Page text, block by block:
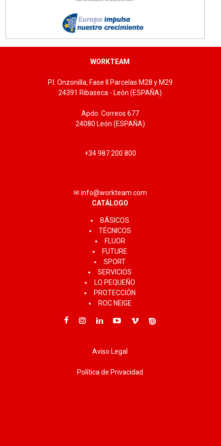
WORKTEAM
P.I. Onzonilla, Fase II Parcelas M28 y M29
24391 Ribaseca - León (ESPAÑA)
Apdo. Correos 677
24080 León (ESPAÑA)
+34 987 200 800
✉ info@workteam.com
CATÁLOGO
BÁSICOS
TÉCNICOS
FLUOR
FUTURE
SPORT
SERVICIOS
LO PEQUEÑO
PROTECCIÓN
ROC NEIGE
Aviso Legal
Política de Privacidad